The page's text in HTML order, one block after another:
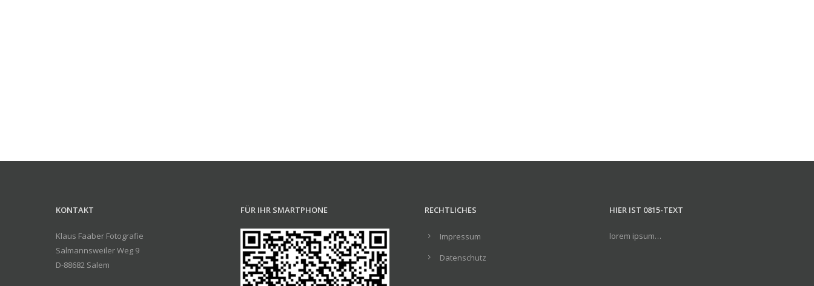
KONTAKT
Klaus Faaber Fotografie
Salmannsweiler Weg 9
D-88682 Salem
FÜR IHR SMARTPHONE RECHTLICHES
Impressum
Datenschutz
HIER IST 0815-TEXT
lorem ipsum…